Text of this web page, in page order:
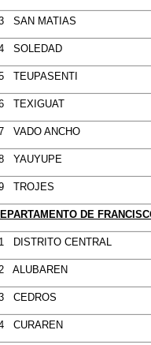
SAN MATIAS
SOLEDAD
TEUPASENTI
TEXIGUAT
VADO ANCHO
YAUYUPE
TROJES
DE
DISTRITO CENTRAL
ALUBAREN
CEDROS
CURAREN